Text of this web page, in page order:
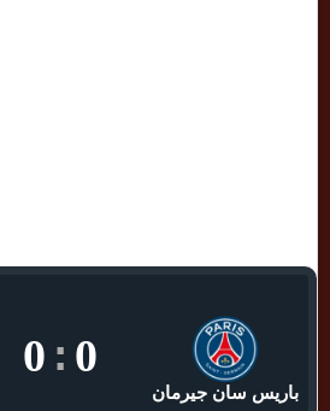
باريس سان جيرمان
0
:
0